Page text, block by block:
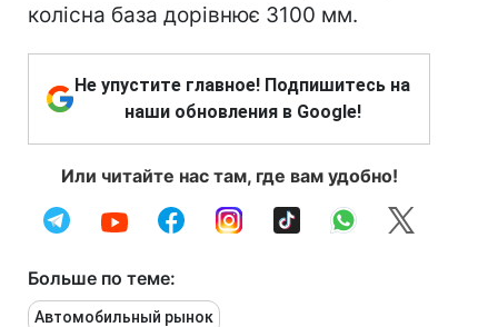
колісна база дорівнює 3100 мм.
Не упустите главное! Подпишитесь на
наши обновления в Google!
Или читайте нас там, где вам удобно!
Больше по теме:
Автомобильный рынок